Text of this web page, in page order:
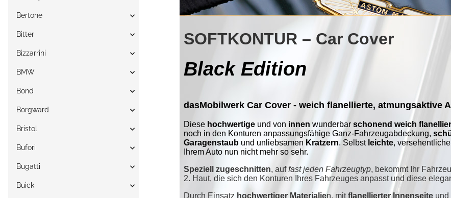
Bertone
Bitter
Bizzarrini
BMW
Bond
Borgward
Bristol
Bufori
Bugatti
Buick